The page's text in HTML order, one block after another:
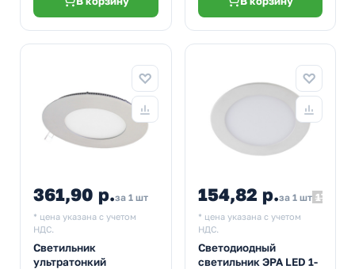
361,90 р.за 1 шт
* цена указана с учетом
НДС.
Светильник
ультратонкий
154,82 р.за 1 шт 172,02
* цена указана с учетом
НДС.
Светодиодный
светильник ЭРА LED 1-